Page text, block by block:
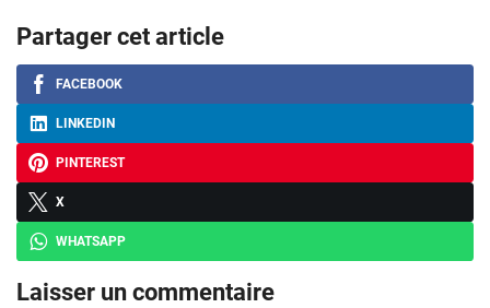
Partager cet article
FACEBOOK
LINKEDIN
PINTEREST
X
WHATSAPP
Laisser un commentaire